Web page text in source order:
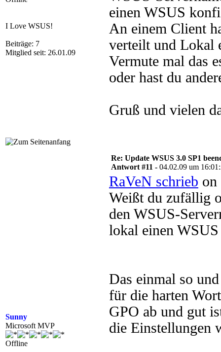
I Love WSUS!
Beiträge: 7
Mitglied seit: 26.01.09
einen WSUS
An einem Client
verteilt und Lokal
Vermute mal das
oder hast du
Gruß und vielen
Sunny
Microsoft MVP
Offline
Re: Update WSUS 3.0 SP1
Antwort #11 - 04.02.09 um
RaVeN schrieb on
Weißt du zufällig
den WSUS-
lokal einen
Das einmal so
für die harten
GPO ab und gut
die Einstellungen